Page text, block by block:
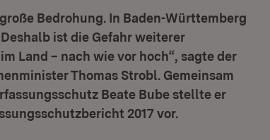
Bedrohung. In Baden-Württemberg
ist die Gefahr weiterer
Land – nach wie vor hoch“, sagte der
Thomas Strobl. Gemeinsam
Beate Bube stellte er
2017 vor.